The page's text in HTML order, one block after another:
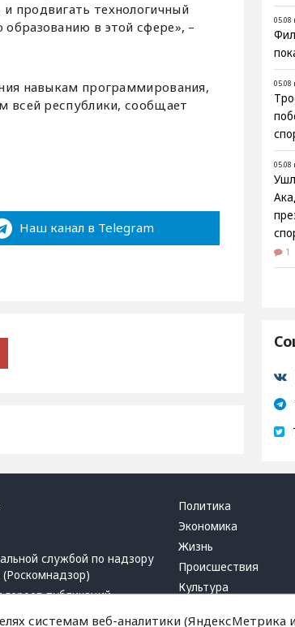
продвигать технологичный
в этой сфере», –
навыкам программирования,
всей республики, сообщает
Наш канал в Telegram
05.08
05.08
05.08
1
службой по надзору
публикаций.
Политика
Экономика
Жизнь
Происшествия
Культура
системам веб-аналитики